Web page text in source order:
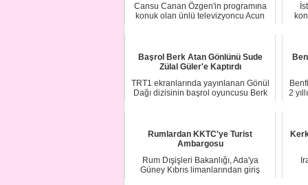
Cansu Canan Özgen'in programına
konuk olan ünlü televizyoncu Acun
Başrol Berk Atan Gönlünü Sude
Zülal Güler'e Kaptırdı
TRT1 ekranlarında yayınlanan Gönül
Dağı dizisinin başrol oyuncusu Berk
2
Rumlardan KKTC'ye Turist
Ambargosu
Rum Dışişleri Bakanlığı, Ada'ya
Güney Kıbrıs limanlarından giriş